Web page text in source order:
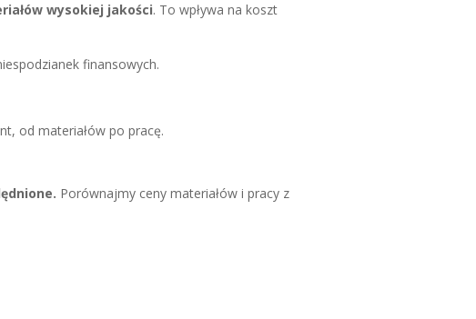
wysokiej jakości. To wpływa na koszt
finansowych.
od materiałów po pracę.
Porównajmy ceny materiałów i pracy z